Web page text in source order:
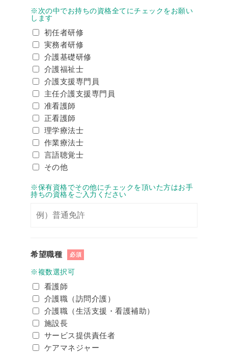
※次の中でお持ちの資格全てにチェックをお願い
します
初任者研修
実務者研修
介護基礎研修
介護福祉士
介護支援専門員
主任介護支援専門員
准看護師
正看護師
理学療法士
作業療法士
言語聴覚士
その他
※保有資格でその他にチェックを頂いた方はお手
持ちの資格をご入力ください
希望職種 必須
※複数選択可
看護師
介護職（訪問介護）
介護職（生活支援・看護補助）
施設長
サービス提供責任者
ケアマネジャー